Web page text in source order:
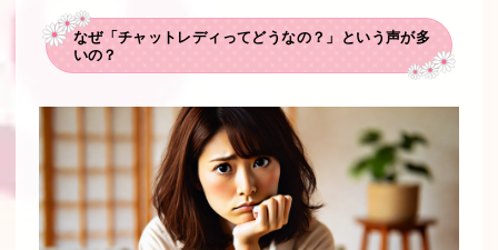
なぜ「チャットレディってどうなの？」という声が多
いの？